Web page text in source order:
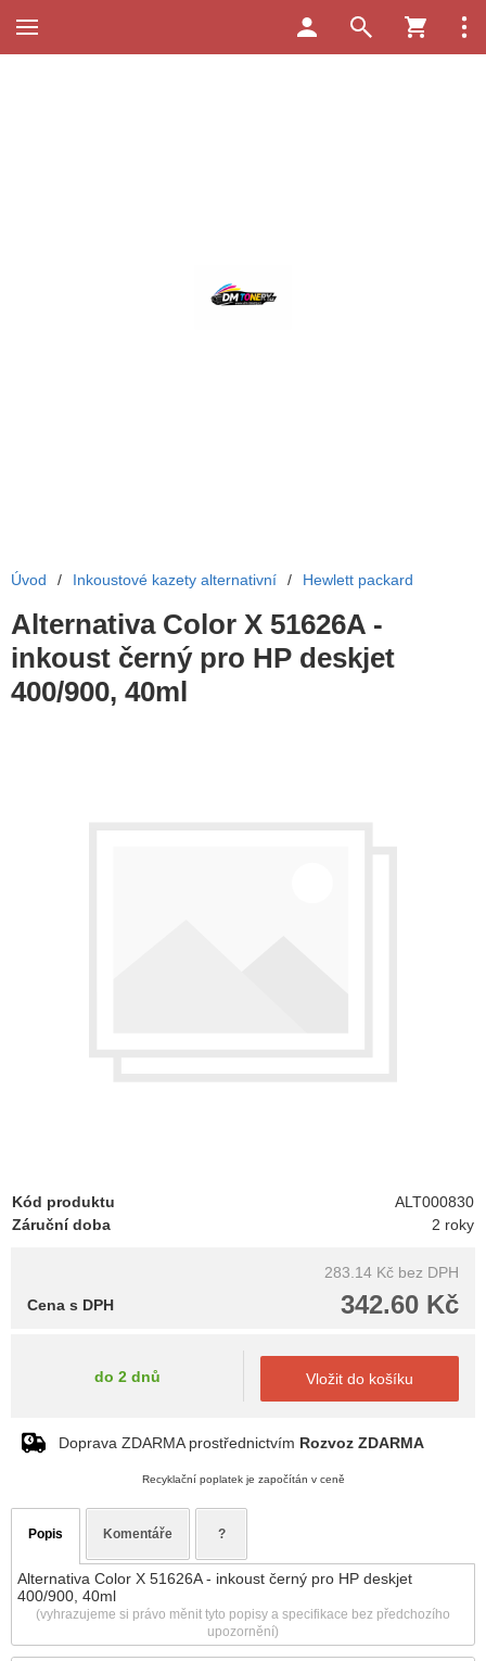
Úvod / Inkoustové kazety alternativní / Hewlett packard
Alternativa Color X 51626A -
inkoust černý pro HP deskjet
400/900, 40ml
Kód produktu
ALT000830
Záruční doba
2 roky
283.14 Kč bez DPH
342.60 Kč
Cena s DPH
do 2 dnů Vložit do košíku
Doprava ZDARMA prostřednictvím Rozvoz ZDARMA
Recyklační poplatek je započítán v ceně
Popis Komentáře ?
Alternativa Color X 51626A - inkoust černý pro HP deskjet
400/900, 40ml
(vyhrazujeme si právo měnit tyto popisy a specifikace bez předchozího
upozornění)